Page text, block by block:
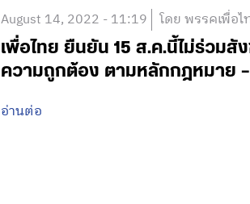
August 14, 2022 - 11:19 โดย พรรคเพื่อไ
เพื่อไทย ยืนยัน 15 ส.ค.นี้ไม่ร่วม
ความถูกต้อง ตามหลักกฎหมาย
อ่านต่อ